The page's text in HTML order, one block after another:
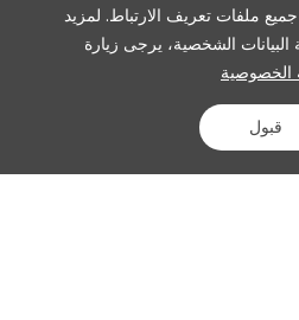
ملفات تعريف الارتباط. لمزيد
الشخصية، يرجى زيارة
الخصوصية
قبول